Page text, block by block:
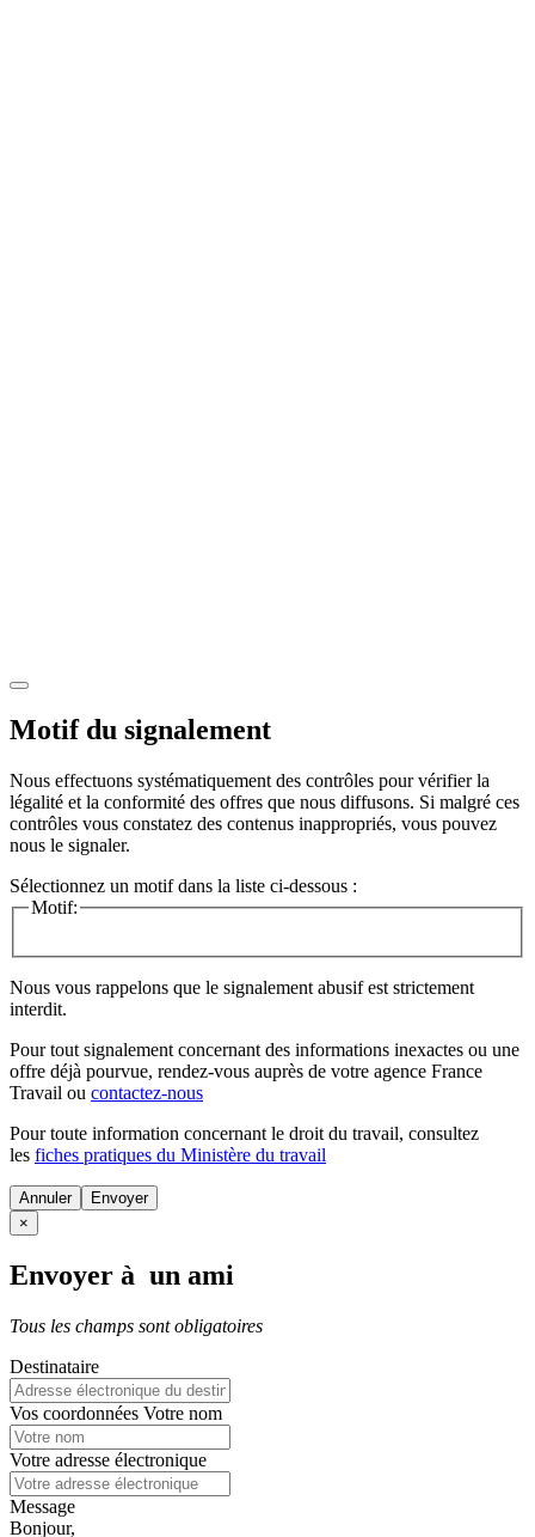
Motif du signalement
Nous effectuons systématiquement des contrôles pour vérifier la
légalité et la conformité des offres que nous diffusons. Si malgré ces
contrôles vous constatez des contenus inappropriés, vous pouvez
nous le signaler.
Sélectionnez un motif dans la liste ci-dessous :
Motif:
Nous vous rappelons que le signalement abusif est strictement
interdit.
Pour tout signalement concernant des informations inexactes ou une
offre déjà pourvue, rendez-vous auprès de votre agence France
Travail ou contactez-nous
Pour toute information concernant le droit du travail, consultez
les fiches pratiques du Ministère du travail
Annuler
×
Envoyer à un ami
Tous les champs sont obligatoires
Destinataire
Vos coordonnées Votre nom
Votre adresse électronique
Message
Bonjour,